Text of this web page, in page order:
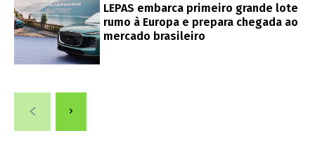
LEPAS embarca primeiro grande lote
rumo à Europa e prepara chegada ao
mercado brasileiro